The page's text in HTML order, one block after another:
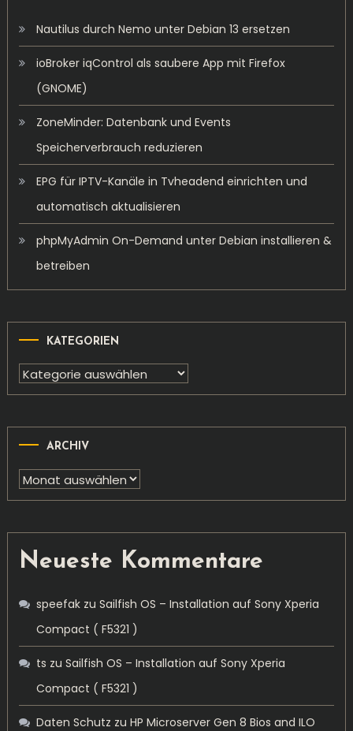
Nautilus durch Nemo unter Debian 13 ersetzen
ioBroker iqControl als saubere App mit Firefox
(GNOME)
ZoneMinder: Datenbank und Events
Speicherverbrauch reduzieren
EPG für IPTV-Kanäle in Tvheadend einrichten und
automatisch aktualisieren
phpMyAdmin On-Demand unter Debian installieren &
betreiben
KATEGORIEN
Kategorien
ARCHIV
Archiv
Neueste Kommentare
speefakzu Sailfish OS – Installation auf Sony Xperia
Compact ( F5321 )
ts zu Sailfish OS – Installation auf Sony Xperia
Compact ( F5321 )
Daten Schutz zu HP Microserver Gen 8 Bios and ILO